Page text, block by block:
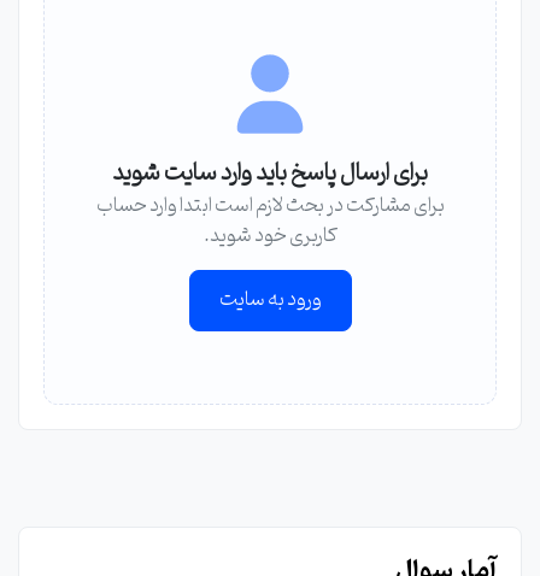
برای ارسال پاسخ باید وارد سایت شوید
برای مشارکت در بحث لازم است ابتدا وارد حساب
کاربری خود شوید.
ورود به سایت